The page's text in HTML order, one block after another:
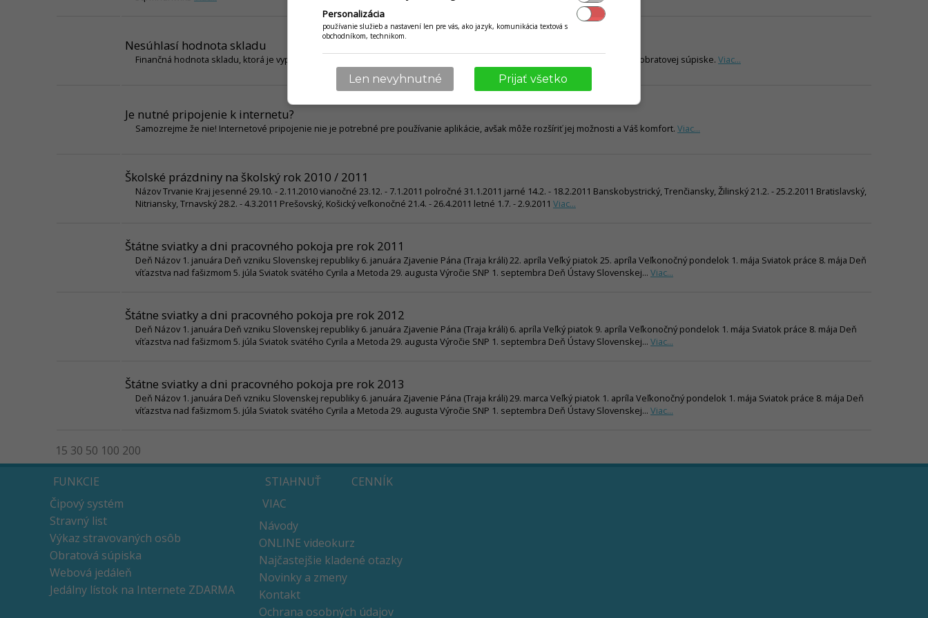
Nesúhlasí hodnota skladu
Finančná hodnota skladu, ktorá je vypočítaná v zozname skladových kariet sa nezhoduje s hodnotou skladových zásob na obratovej súpiske. Viac...
Je nutné pripojenie k internetu?
Samozrejme že nie! Internetové pripojenie nie je potrebné pre používanie aplikácie, avšak môže rozšíriť jej možnosti a Váš komfort. Viac...
Školské prázdniny na školský rok 2010 / 2011
Názov Trvanie Kraj jesenné 29.10. - 2.11.2010 vianočné 23.12. - 7.1.2011 polročné 31.1.2011 jarné 14.2. - 18.2.2011 Banskobystrický, Trenčiansky, Žilinský 21.2. - 25.2.2011 Bratislavský,
Nitriansky, Trnavský 28.2. - 4.3.2011 Prešovský, Košický veľkonočné 21.4. - 26.4.2011 letné 1.7. - 2.9.2011 Viac...
Štátne sviatky a dni pracovného pokoja pre rok 2011
Deň Názov 1. januára Deň vzniku Slovenskej republiky 6. januára Zjavenie Pána (Traja králi) 22. apríla Veľký piatok 25. apríla Veľkonočný pondelok 1. mája Sviatok práce 8. mája Deň
víťazstva nad fašizmom 5. júla Sviatok svätého Cyrila a Metoda 29. augusta Výročie SNP 1. septembra Deň Ústavy Slovenskej... Viac...
Štátne sviatky a dni pracovného pokoja pre rok 2012
Deň Názov 1. januára Deň vzniku Slovenskej republiky 6. januára Zjavenie Pána (Traja králi) 6. apríla Veľký piatok 9. apríla Veľkonočný pondelok 1. mája Sviatok práce 8. mája Deň
víťazstva nad fašizmom 5. júla Sviatok svätého Cyrila a Metoda 29. augusta Výročie SNP 1. septembra Deň Ústavy Slovenskej... Viac...
Štátne sviatky a dni pracovného pokoja pre rok 2013
Deň Názov 1. januára Deň vzniku Slovenskej republiky 6. januára Zjavenie Pána (Traja králi) 29. marca Veľký piatok 1. apríla Veľkonočný pondelok 1. mája Sviatok práce 8. mája Deň
víťazstva nad fašizmom 5. júla Sviatok svätého Cyrila a Metoda 29. augusta Výročie SNP 1. septembra Deň Ústavy Slovenskej... Viac...
15 30 50 100 200
FUNKCIE
Čipový systém
Stravný list
Výkaz stravovaných osôb
Obratová súpiska
Webová jedáleň
Jedálny lístok na Internete ZDARMA
STIAHNUŤ
CENNÍK
VIAC
Návody
ONLINE videokurz
Najčastejšie kladené otazky
Novinky a zmeny
Kontakt
Ochrana osobných údajov
Personalizácia
používanie služieb a nastavení len pre vás, ako jazyk, komunikácia textová s
obchodníkom, technikom.
Len nevyhnutné Prijať všetko